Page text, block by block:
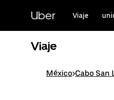
contenido
principal
Uber Viaje
Viaje
México>Cabo San